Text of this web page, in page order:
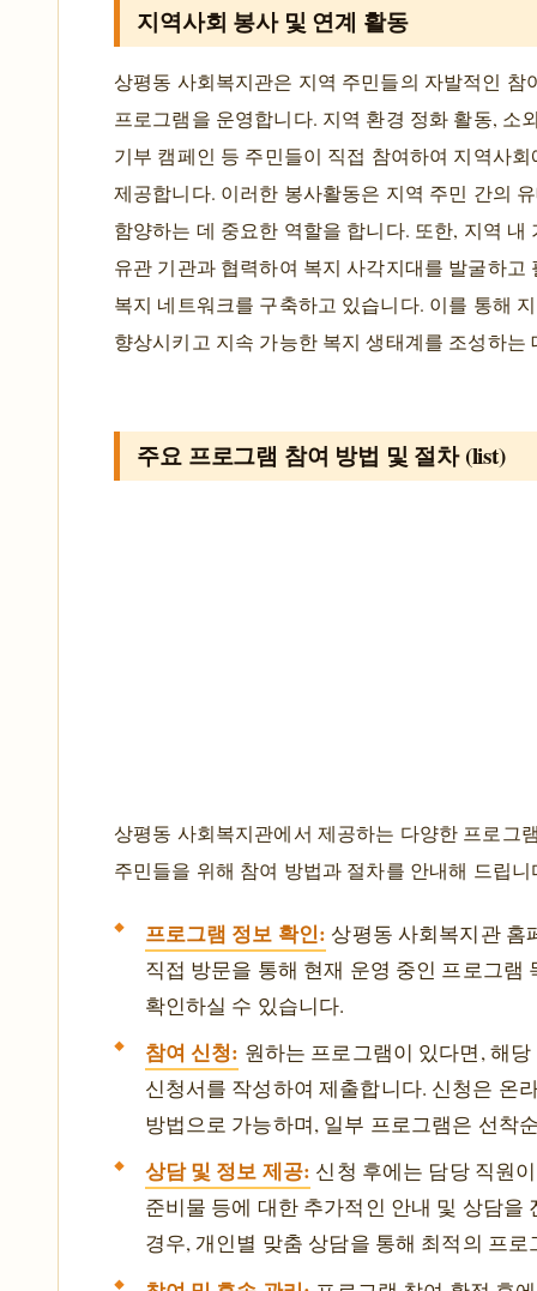
지역사회 봉사 및 연계 활동
상평동 사회복지관은 지역 주민들의 자발적인
프로그램을 운영합니다. 지역 환경 정화 활동, 소
기부 캠페인 등 주민들이 직접 참여하여 지역사
제공합니다. 이러한 봉사활동은 지역 주민 간의
함양하는 데 중요한 역할을 합니다. 또한, 지역
유관 기관과 협력하여 복지 사각지대를 발굴하
복지 네트워크를 구축하고 있습니다. 이를 통해
향상시키고 지속 가능한 복지 생태계를 조성하는
주요 프로그램 참여 방법 및 절차 (list)
상평동 사회복지관에서 제공하는 다양한 프로그
주민들을 위해 참여 방법과 절차를 안내해 드립니
프로그램 정보 확인: 상평동 사회복지관 홈
직접 방문을 통해 현재 운영 중인 프로그램
확인하실 수 있습니다.
참여 신청: 원하는 프로그램이 있다면, 해
신청서를 작성하여 제출합니다. 신청은 온
방법으로 가능하며, 일부 프로그램은 선착
상담 및 정보 제공: 신청 후에는 담당 직원
준비물 등에 대한 추가적인 안내 및 상담을
경우, 개인별 맞춤 상담을 통해 최적의 프